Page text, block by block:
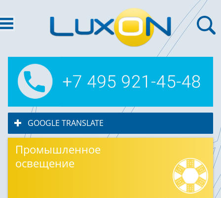
GOOGLE TRANSLATE
Промышленное
освещение